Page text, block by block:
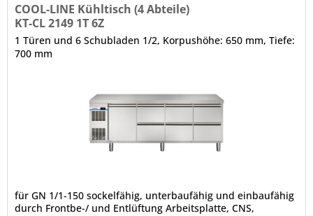
COOL-LINE Kühltisch (4 Abteile)
KT-CL 2149 1T 6Z
1 Türen und 6 Schubladen 1/2, Korpushöhe: 650 mm, Tiefe:
700 mm
für GN 1/1-150 sockelfähig, unterbaufähig und einbaufähig
durch Frontbe-/ und Entlüftung Arbeitsplatte, CNS,